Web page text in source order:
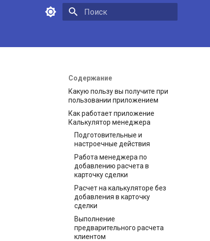
Содержание
Какую пользу вы получите при
пользовании приложением
Как работает приложение
Калькулятор менеджера
Подготовительные и
настроечные действия
Работа менеджера по
добавлению расчета в
карточку сделки
Расчет на калькуляторе без
добавления в карточку
сделки
Выполнение
предварительного расчета
клиентом